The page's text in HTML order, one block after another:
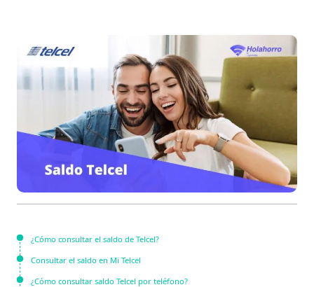
¿Cómo consultar el saldo de Telcel?
Consultar el saldo en Mi Telcel
¿Cómo consultar saldo Telcel por teléfono?